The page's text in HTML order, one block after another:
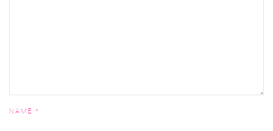
NAME *